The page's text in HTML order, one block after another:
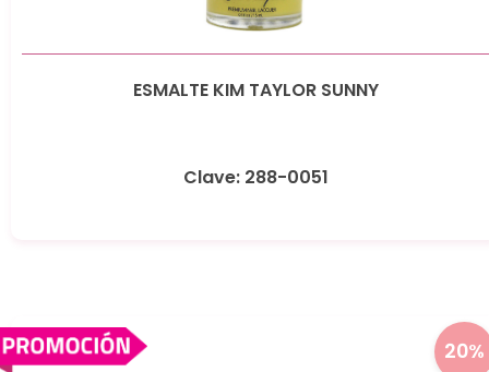
ESMALTE KIM TAYLOR SUNNY
Clave: 288-0051
20%